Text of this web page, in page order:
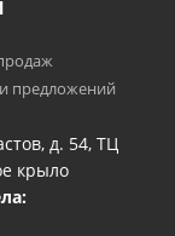
предложений
д. 54, ТЦ
крыло